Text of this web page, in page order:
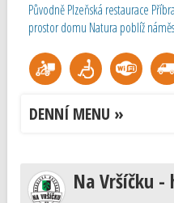
Původně Plzeňská restaurace
prostor domu Natura poblíž
DENNÍ MENU »
Na Vršíčku -